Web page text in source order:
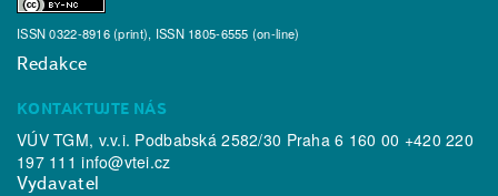
ISSN 0322-8916 (print), ISSN 1805-6555 (on-line)
Redakce
KONTAKTUJTE NÁS
VÚV TGM, v.v.i. Podbabská 2582/30 Praha 6 160 00 +420 220
197 111info@vtei.cz
Vydavatel